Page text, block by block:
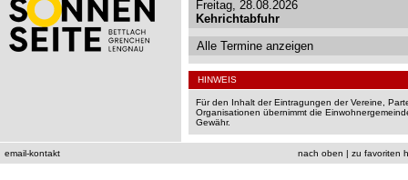
Freitag, 28.08.2026
Kehrichtabfuhr
Alle Termine anzeigen
HINWEIS
Für den Inhalt der Eintragungen der Vereine,
Organisationen übernimmt die
Gewähr.
email-kontakt nach oben | zu favoriten